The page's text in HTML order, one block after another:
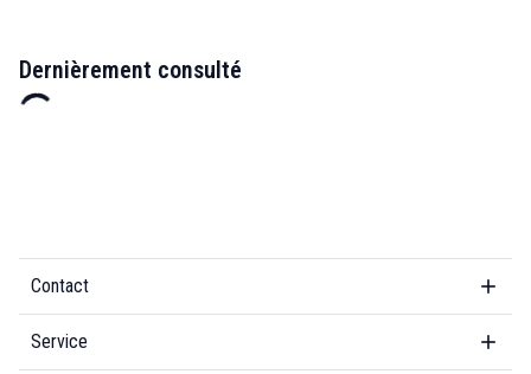
Dernièrement consulté
Contact
Service